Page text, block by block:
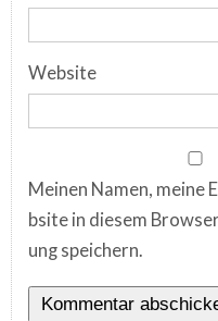
Website
Meinen Namen, meine
bsite in diesem
ung speichern.